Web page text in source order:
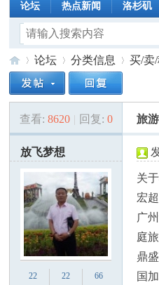
论坛 热点新闻 洛杉矶
美
国
»
论坛
›
分类信息 买/卖
查看: 8620 | 回复: 0 旅
放飞梦想
22
22
66
关
宏
广
庭
鼎
国